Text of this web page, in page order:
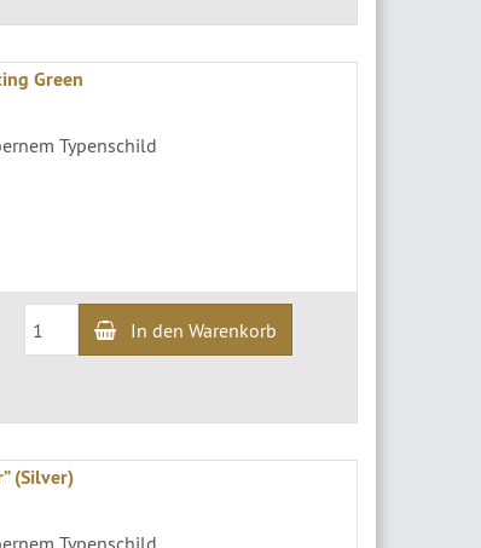
Green
Typenschild
In den Warenkorb
(Silver)